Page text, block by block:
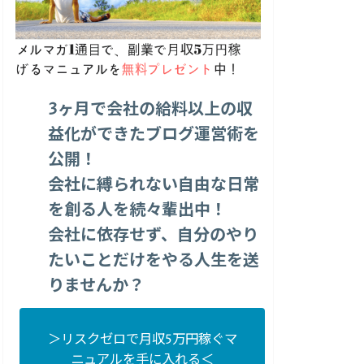
3ヶ月で会社の給料以上の収
益化ができたブログ運営術を
公開！
会社に縛られない自由な日常
を創る人を続々輩出中！
会社に依存せず、自分のやり
たいことだけをやる人生を送
りませんか？
＞リスクゼロで月収5万円稼ぐマ
ニュアルを手に入れる＜